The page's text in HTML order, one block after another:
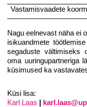
Vastamisvaadete
Nagu eelnevast näha ei
isikuandmete
segaduste vältimiseks
oma uuringupartneriga
küsimused ka
Küsi lisa:
Karl Laas |